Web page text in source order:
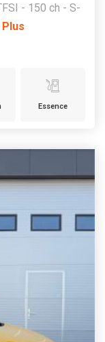
- 150 ch - S-
Plus
Essence